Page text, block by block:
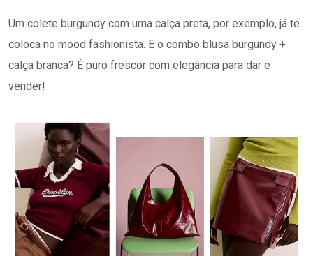
Um colete burgundy com uma calça preta, por exemplo, já te
coloca no mood fashionista. E o combo blusa burgundy +
calça branca? É puro frescor com elegância para dar e
vender!